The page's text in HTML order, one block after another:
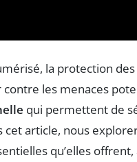
la protection des
les menaces
qui permettent de
cet article, nous
qu’elles